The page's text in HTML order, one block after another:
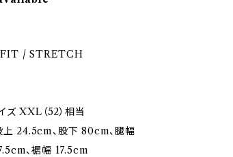
/ STRETCH
XXL（52）相当
上 24.5cm、股下 80cm、腿幅
、裾幅 17.5cm